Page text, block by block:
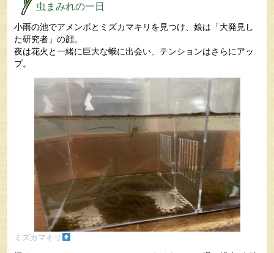
虫まみれの一日
小雨の池でアメンボとミズカマキリを見つけ、娘は「大発見し
た研究者」の顔。
夜は花火と一緒に巨大な蛾に出会い、テンションはさらにアッ
プ。
ミズカマキリ